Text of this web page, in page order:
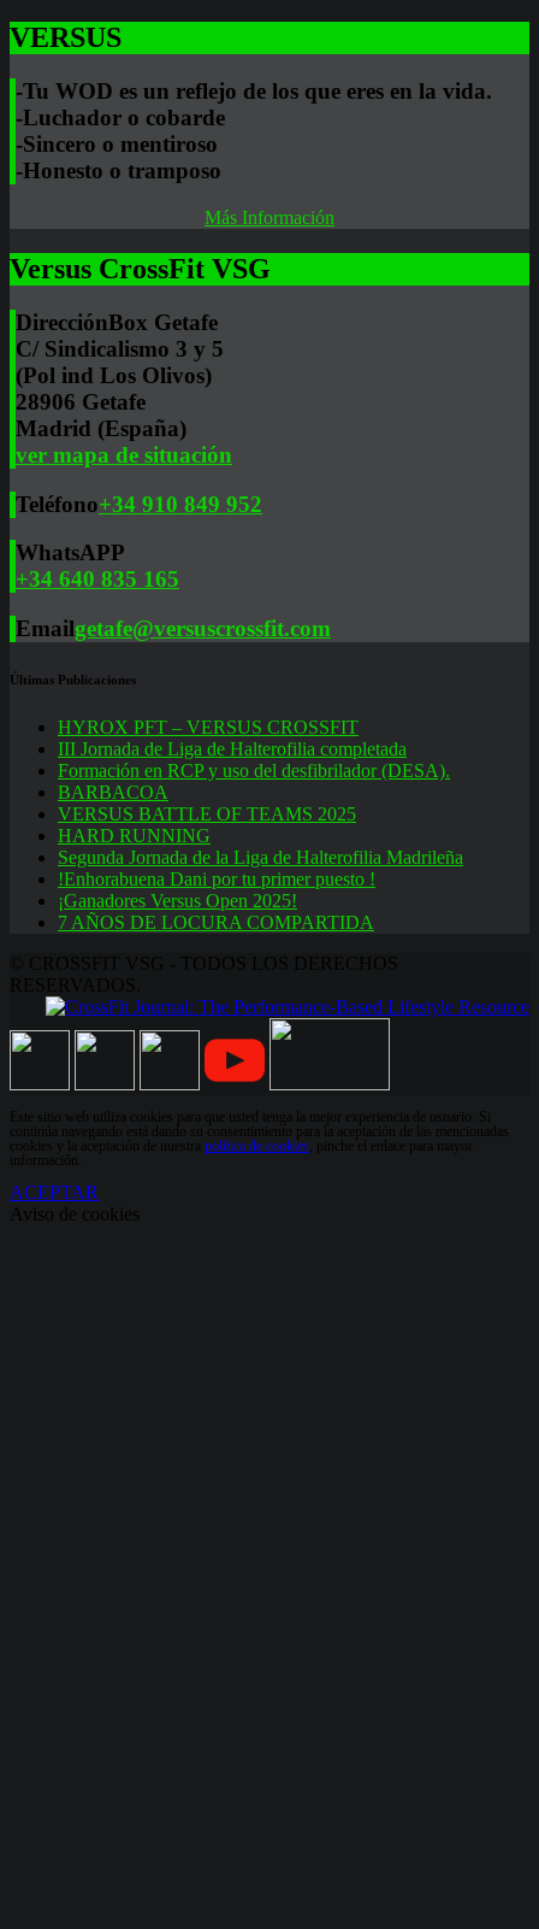
VERSUS
-Tu WOD es un reflejo de los que eres en la vida.
-Luchador o cobarde
-Sincero o mentiroso
-Honesto o tramposo
Más Información
Versus CrossFit VSG
DirecciónBox Getafe
C/ Sindicalismo 3 y 5
(Pol ind Los Olivos)
28906 Getafe
Madrid (España)
ver mapa de situación
Teléfono+34 910 849 952
WhatsAPP
+34 640 835 165
Emailgetafe@versuscrossfit.com
Últimas Publicaciones
HYROX PFT – VERSUS CROSSFIT
III Jornada de Liga de Halterofilia completada
Formación en RCP y uso del desfibrilador (DESA).
BARBACOA
VERSUS BATTLE OF TEAMS 2025
HARD RUNNING
Segunda Jornada de la Liga de Halterofilia Madrileña
!Enhorabuena Dani por tu primer puesto !
¡Ganadores Versus Open 2025!
7 AÑOS DE LOCURA COMPARTIDA
Este sitio web utiliza cookies para que usted tenga la mejor experiencia de usuario. Si
continúa navegando está dando su consentimiento para la aceptación de las mencionadas
cookies y la aceptación de nuestra política de cookies, pinche el enlace para mayor
información.
ACEPTAR
Aviso de cookies